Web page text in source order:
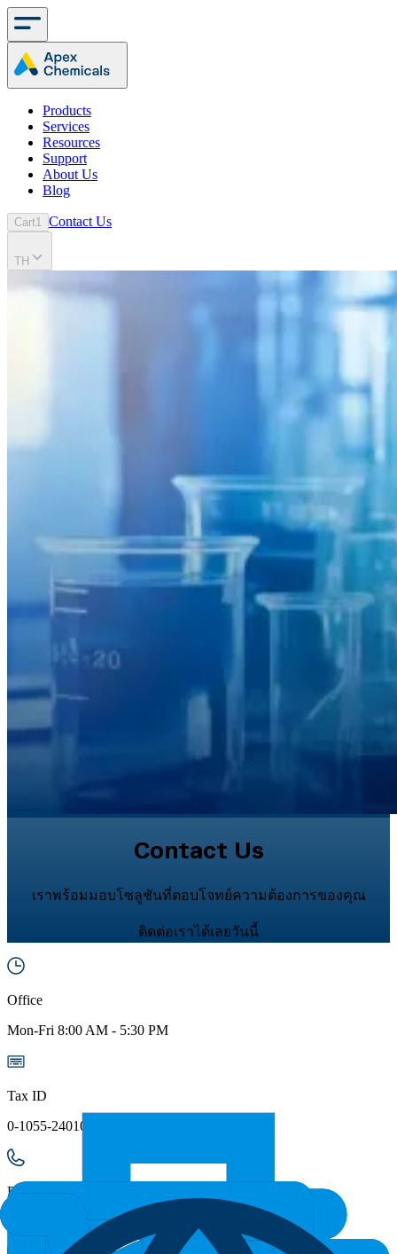
Products
Services
Resources
Support
About Us
Blog
Cart1 Contact Us
TH
Contact Us
เราพร้อมมอบโซลูชันที่ตอบโจทย์ความต้องการของคุณ
ติดต่อเราได้เลยวันนี้
Office
Mon-Fri 8:00 AM - 5:30 PM
Tax ID
0-1055-24010-43-2
Phone